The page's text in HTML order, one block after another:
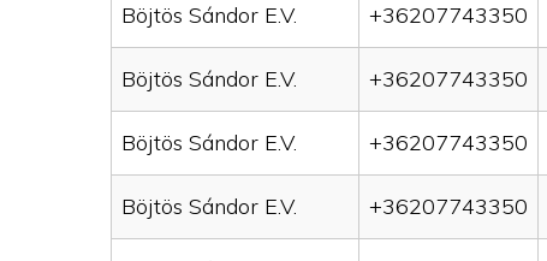
Böjtös Sándor E.V. +36207743350
Böjtös Sándor E.V. +36207743350
Böjtös Sándor E.V. +36207743350
Böjtös Sándor E.V. +36207743350